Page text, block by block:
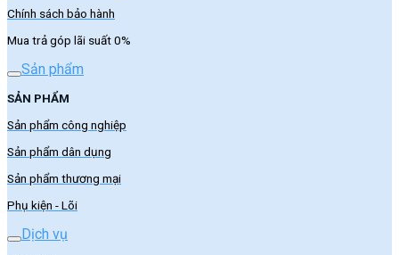
Chính sách bảo hành
Mua trả góp lãi suất 0%
Sản phẩm
SẢN PHẨM
Sản phẩm công nghiệp
Sản phẩm dân dụng
Sản phẩm thương mại
Phụ kiện - Lõi
Dịch vụ